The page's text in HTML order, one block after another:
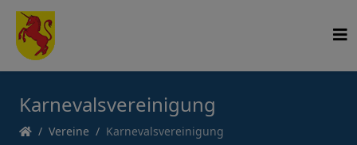
Karnevalsvereinigung
Vereine Karnevalsvereinigung